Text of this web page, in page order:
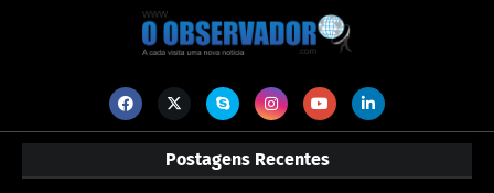
Postagens Recentes